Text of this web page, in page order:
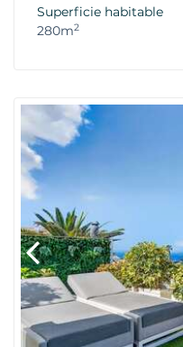
Superficie habitable
280m2